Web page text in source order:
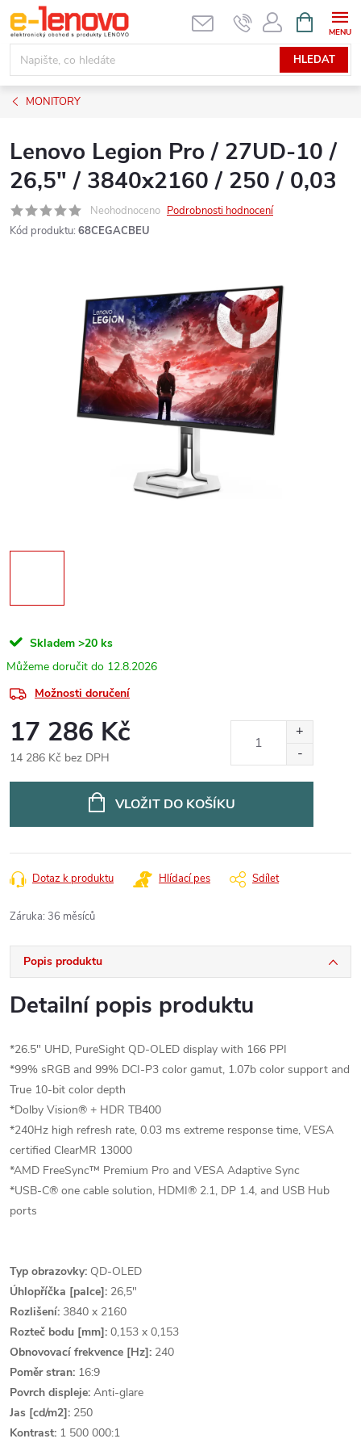
Přejít
na
obsah
HLEDAT
NÁKUPNÍ
KOŠÍK
MONITORY
Lenovo Legion Pro / 27UD-10 /
26,5" / 3840x2160 / 250 / 0,03
Neohodnoceno Podrobnosti hodnocení
Kód produktu: 68CEGACBEU
Skladem >20 ks
12.8.2026
Možnosti doručení
17 286 Kč
14 286 Kč bez DPH
VLOŽIT DO KOŠÍKU
Dotaz k produktu Hlídací pes Sdílet
Záruka: 36 měsíců
Popis produktu
Detailní popis produktu
*26.5" UHD, PureSight QD-OLED display with 166 PPI
*99% sRGB and 99% DCI-P3 color gamut, 1.07b color support and
True 10-bit color depth
*Dolby Vision® + HDR TB400
*240Hz high refresh rate, 0.03 ms extreme response time, VESA
certified ClearMR 13000
*AMD FreeSync™ Premium Pro and VESA Adaptive Sync
*USB-C® one cable solution, HDMI® 2.1, DP 1.4, and USB Hub
ports
Typ obrazovky: QD-OLED
Úhlopříčka [palce]: 26,5"
Rozlišení: 3840 x 2160
Rozteč bodu [mm]: 0,153 x 0,153
Obnovovací frekvence [Hz]: 240
Poměr stran: 16:9
Povrch displeje: Anti-glare
Jas [cd/m2]: 250
Kontrast: 1 500 000:1